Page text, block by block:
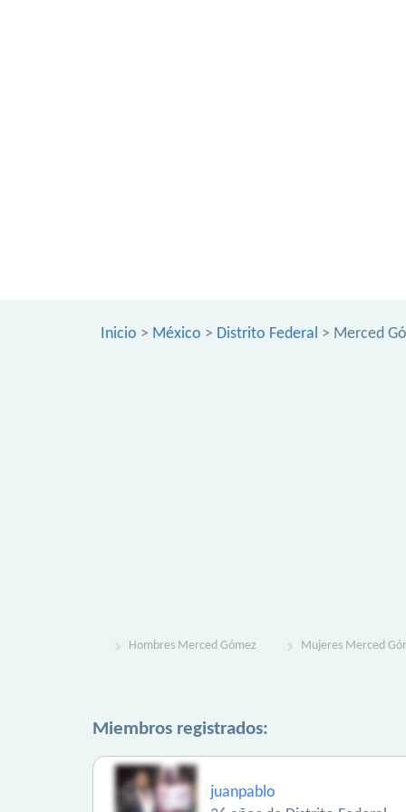
Inicio > México > Distrito Federal > Merced
Hombres Merced Gómez Mujeres Merced
Miembros registrados:
juanpablo